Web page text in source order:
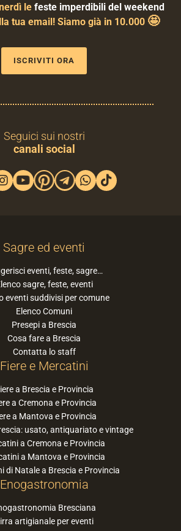
le feste imperdibili del weekend
tua email! Siamo già in 10.000 🤩
ISCRIVITI ORA
Seguici sui nostri
canali social
Sagre ed eventi
eventi, feste, sagre…
sagre, feste, eventi
eventi suddivisi per comune
Elenco Comuni
Presepi a Brescia
Cosa fare a Brescia
Contatta lo staff
Fiere e Mercatini
a Brescia e Provincia
a Cremona e Provincia
a Mantova e Provincia
usato, antiquariato e vintage
a Cremona e Provincia
a Mantova e Provincia
di Natale a Brescia e Provincia
Enogastronomia
Bresciana
artigianale per eventi